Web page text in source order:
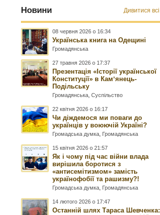
Новини Дивитися всі
08 червня 2026 о 16:34
Українська книга на Одещині
Громадянська
27 травня 2026 о 17:37
Презентація «Історії української
Конституції» в Камʼянець-
Подільську
Громадянська ,Суспільство
22 квітня 2026 о 16:17
Чи діждемося ми поваги до
українців у воюючій Україні?
Громадська думка Громадянська
15 квітня 2026 о 21:57
Як і чому під час війни влада
вирішила боротися з
«антисемітизмом» замість
українофобії та рашизму?!
Громадська думка Громадянська
14 лютого 2026 о 17:47
Останній шлях Тараса Шевченка: